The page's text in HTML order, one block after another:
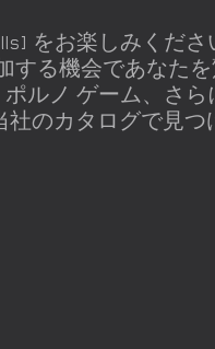
をお楽しみくだ
る機会であなた
ルノ ゲーム、さら
のカタログで見つ